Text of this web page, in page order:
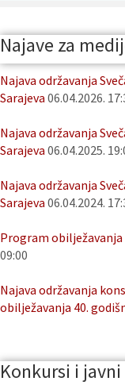
Najave za
Najava održavanja
Sarajeva 06.04.2026.
Najava održavanja
Sarajeva 06.04.2025.
Najava održavanja
Sarajeva 06.04.2024.
Program obilježavanja
09:00
Najava održavanja
obilježavanja 40.
Konkursi i